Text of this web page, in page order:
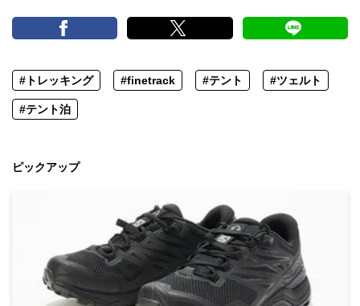
#トレッキング #finetrack #テント #ツェルト
#テント泊
ピックアップ